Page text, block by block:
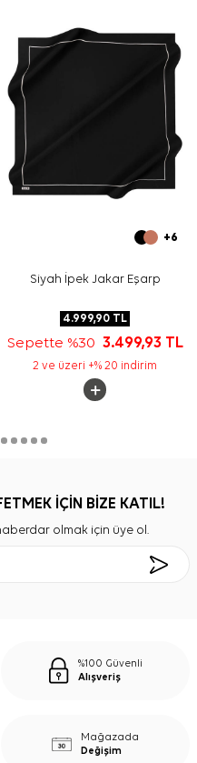
talimatları
nazik bakım desteği
Eşarp hangi renklerle
mudur?
+6
Siyah İpek Jakar Eşarp
4.999,90 TL
Sepette %30 3.499,93 TL
2 ve üzeri +% 20 indirim
İÇİN BİZE KATIL!
olmak için üye ol.
%100 Güvenli
Alışveriş
Mağazada
Değişim